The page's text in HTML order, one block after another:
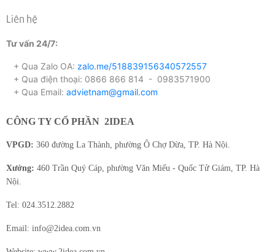
Liên hệ
Tư vấn 24/7:
+ Qua Zalo OA: zalo.me/518839156340572557
+ Qua điện thoại: 0866 866 814 - 0983571900
+ Qua Email: advietnam@gmail.com
CÔNG TY CỔ PHẦN 2IDEA
VPGD: 360 đường La Thành, phường Ô Chợ Dừa, TP. Hà Nội.
Xưởng: 460 Trần Quý Cáp, phường Văn Miếu - Quốc Tử Giám, TP. Hà
Nội.
Tel: 024.3512.2882
Email: info@2idea.com.vn